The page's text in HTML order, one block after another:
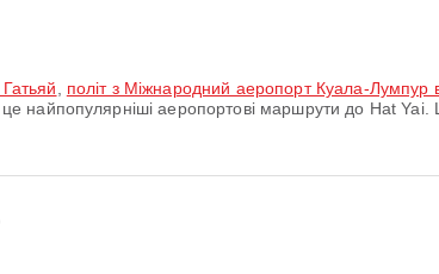
політ з Міжнародний аеропорт Куала-Лумпур
найпопулярніші аеропортові маршрути до Hat Yai.